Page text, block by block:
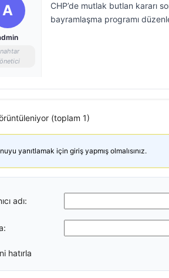
A
CHP’de mutlak butlan kararı
bayramlaşma programı
(toplam 1)
yanıtlamak için giriş yapmış olmalısınız.
adı:
hatırla